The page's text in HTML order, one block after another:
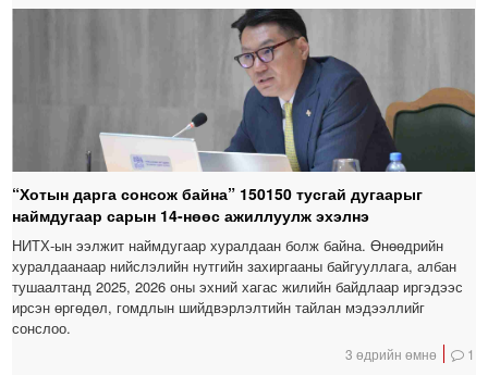
“Хотын дарга сонсож байна” 150150 тусгай дугаарыг
наймдугаар сарын 14-нөөс ажиллуулж эхэлнэ
НИТХ-ын ээлжит наймдугаар хуралдаан болж байна. Өнөөдрийн
хуралдаанаар нийслэлийн нутгийн захиргааны байгууллага, албан
тушаалтанд 2025, 2026 оны эхний хагас жилийн байдлаар иргэдээс
ирсэн өргөдөл, гомдлын шийдвэрлэлтийн тайлан мэдээллийг
сонслоо.
3 өдрийн өмнө 1